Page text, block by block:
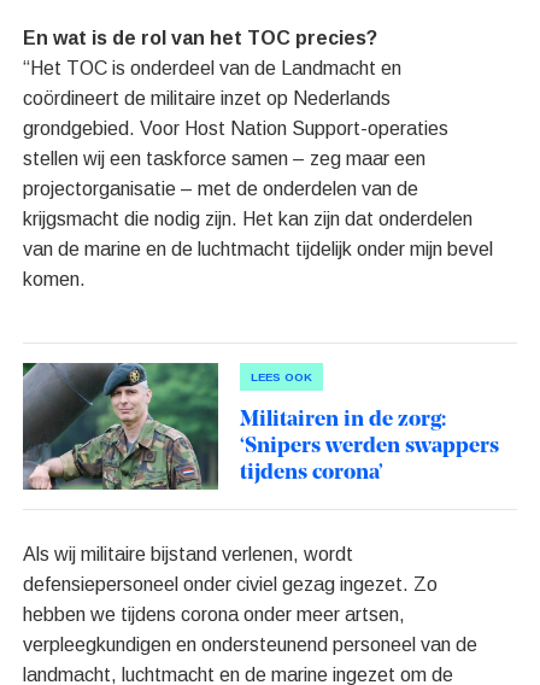
En wat is de rol van het TOC precies?
“Het TOC is onderdeel van de Landmacht en
coördineert de militaire inzet op Nederlands
grondgebied. Voor Host Nation Support-operaties
stellen wij een taskforce samen – zeg maar een
projectorganisatie – met de onderdelen van de
krijgsmacht die nodig zijn. Het kan zijn dat onderdelen
van de marine en de luchtmacht tijdelijk onder mijn bevel
komen.
LEES OOK
Militairen in de zorg:
‘Snipers werden swappers
tijdens corona’
Als wij militaire bijstand verlenen, wordt
defensiepersoneel onder civiel gezag ingezet. Zo
hebben we tijdens corona onder meer artsen,
verpleegkundigen en ondersteunend personeel van de
landmacht, luchtmacht en de marine ingezet om de